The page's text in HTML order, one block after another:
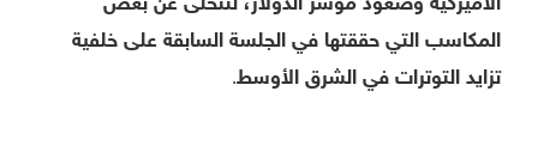
الأميركية وصعود مؤشر الدولار، لتتخلى عن بعض
المكاسب التي حققتها في الجلسة السابقة على خلفية
تزايد التوترات في الشرق الأوسط.